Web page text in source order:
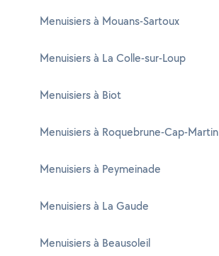
Menuisiers à Mouans-Sartoux
Menuisiers à La Colle-sur-Loup
Menuisiers à Biot
Menuisiers à Roquebrune-Cap-Martin
Menuisiers à Peymeinade
Menuisiers à La Gaude
Menuisiers à Beausoleil